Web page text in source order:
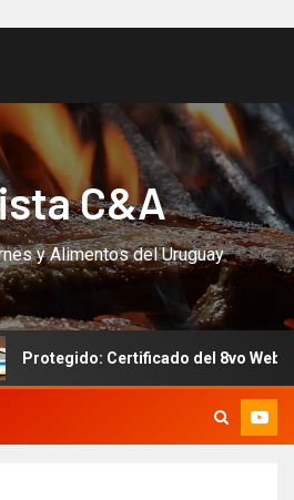
C&A
y Alimentos del Uruguay
Certificado del 8vo Webinar